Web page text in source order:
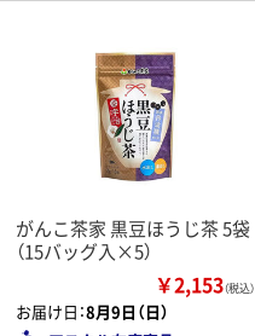
がんこ茶家 黒豆ほうじ茶 5袋
（15バッグ入×5）
￥2,153（税込）
お届け日：8月9日（日）